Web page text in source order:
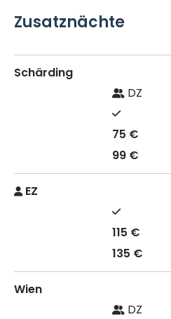
Zusatznächte
Schärding
DZ
75 €
99 €
EZ
115 €
135 €
Wien
DZ